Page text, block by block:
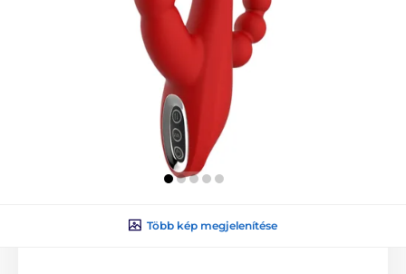
Több kép megjelenítése